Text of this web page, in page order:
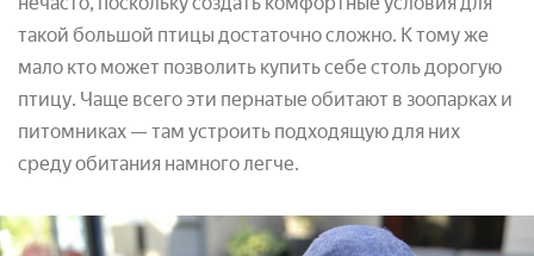
такой большой птицы достаточно сложно. К тому же
мало кто может позволить купить себе столь дорогую
птицу. Чаще всего эти пернатые обитают в зоопарках и
питомниках — там устроить подходящую для них
среду обитания намного легче.